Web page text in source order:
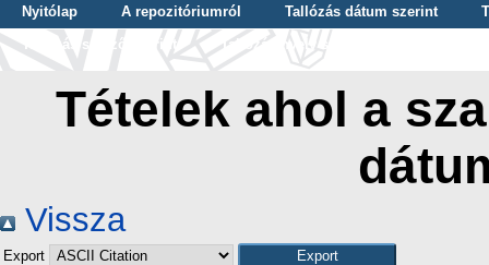
Nyitólap A repozitóriumról Tallózás dátum szerint
Tallózás szerző szerint
Tallózás nyelv szerint
Tételek ahol a
Vissza
Export